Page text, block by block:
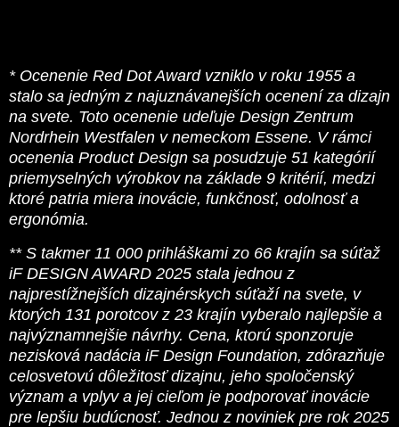
* Ocenenie Red Dot Award vzniklo v roku 1955 a
stalo sa jedným z najuznávanejších ocenení za dizajn
na svete. Toto ocenenie udeľuje Design Zentrum
Nordrhein Westfalen v nemeckom Essene. V rámci
ocenenia Product Design sa posudzuje 51 kategórií
priemyselných výrobkov na základe 9 kritérií, medzi
ktoré patria miera inovácie, funkčnosť, odolnosť a
ergonómia.
** S takmer 11 000 prihláškami zo 66 krajín sa súťaž
iF DESIGN AWARD 2025 stala jednou z
najprestížnejších dizajnérskych súťaží na svete, v
ktorých 131 porotcov z 23 krajín vyberalo najlepšie a
najvýznamnejšie návrhy. Cena, ktorú sponzoruje
nezisková nadácia iF Design Foundation, zdôrazňuje
celosvetovú dôležitosť dizajnu, jeho spoločenský
význam a vplyv a jej cieľom je podporovať inovácie
pre lepšiu budúcnosť. Jednou z noviniek pre rok 2025